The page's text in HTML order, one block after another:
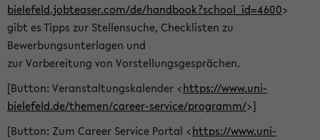
bielefeld.jobteaser.com/de/handbook?school_id=4600>
gibt es Tipps zur Stellensuche, Checklisten zu
Bewerbungsunterlagen und
zur Vorbereitung von Vorstellungsgesprächen.
[Button: Veranstaltungskalender <https://www.uni-
bielefeld.de/themen/career-service/programm/>]
[Button: Zum Career Service Portal <https://www.uni-